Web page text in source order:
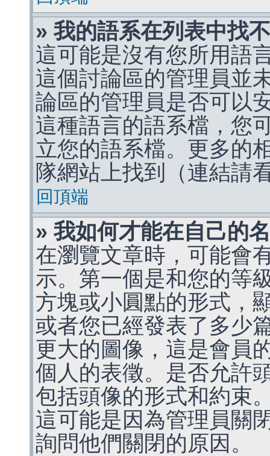
» 我的語系在列表中找
這可能是沒有您所用語
這個討論區的管理員並
論區的管理員是否可以
這種語言的語系檔，您
立您的語系檔。更多的
隊網站上找到（連結請
回頂端
» 我如何才能在自己的
在瀏覽文章時，可能會
示。第一個是和您的等
方塊或小圓點的形式，
或者您已經發表了多少
更大的圖像，這是會員
個人的表徵。是否允許
包括頭像的形式和約束
這可能是因為管理員關
詢問他們關閉的原因。